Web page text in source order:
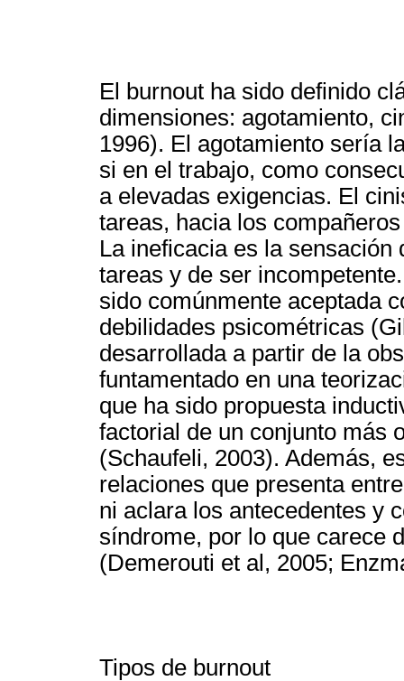
El burnout ha sido definido
dimensiones: agotamiento,
1996). El agotamiento sería
si en el trabajo, como
a elevadas exigencias. El
tareas, hacia los
La ineficacia es la sensación
tareas y de ser
sido comúnmente aceptada
debilidades psicométricas
desarrollada a partir de la
funtamentado en una
que ha sido propuesta
factorial de un conjunto más
(Schaufeli, 2003). Además,
relaciones que presenta
ni aclara los antecedentes y
síndrome, por lo que carece
(Demerouti et al, 2005;
Tipos de burnout